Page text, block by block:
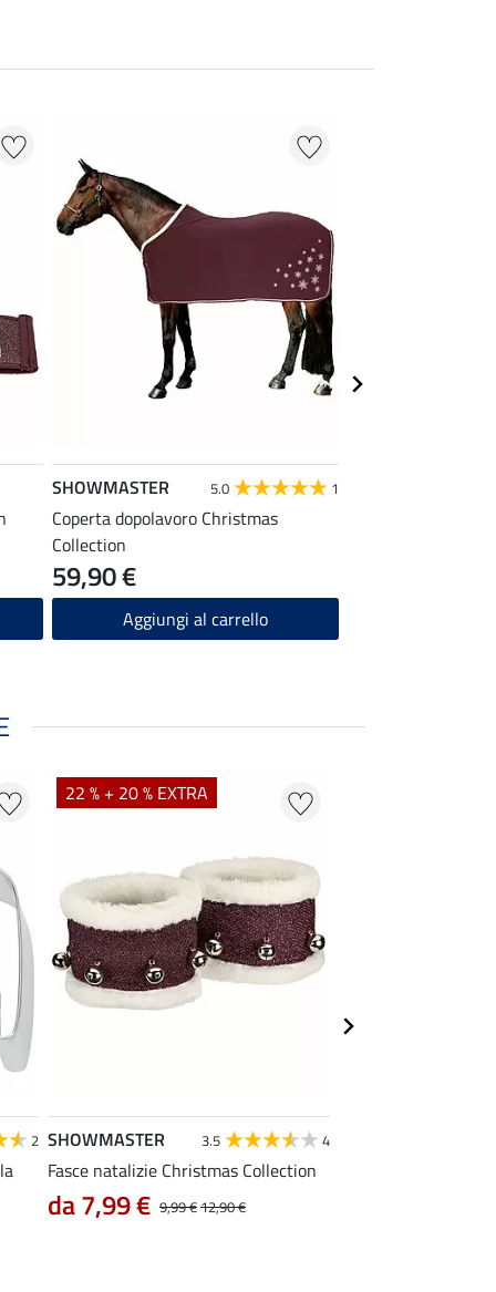
SHOWMASTER 5.0 1
Coperta dopolavoro Christmas
Collection
59,90 €
Aggiungi al carrello
2
22 % + 20 % EXTRA
SHOWMASTER 3.5 4
Fasce natalizie Christmas Collection
9,99 €12,90 €
da 7,99 €